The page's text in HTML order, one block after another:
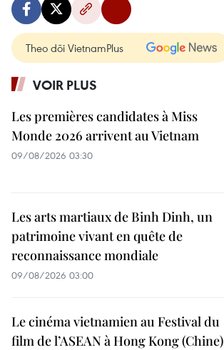
Theo dõi VietnamPlus
VOIR PLUS
Les premières candidates à Miss
Monde 2026 arrivent au Vietnam
09/08/2026 03:30
Les arts martiaux de Binh Dinh, un
patrimoine vivant en quête de
reconnaissance mondiale
09/08/2026 03:00
Le cinéma vietnamien au Festival du
film de l’ASEAN à Hong Kong (Chine)